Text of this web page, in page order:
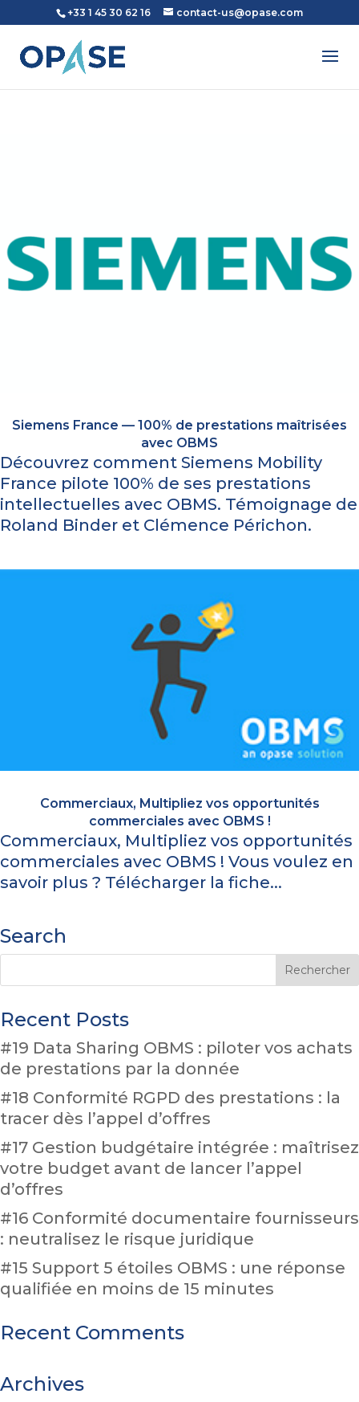
+33 1 45 30 62 16 contact-us@opase.com
Siemens France — 100% de prestations maîtrisées
avec OBMS
Découvrez comment Siemens Mobility
France pilote 100% de ses prestations
intellectuelles avec OBMS. Témoignage de
Roland Binder et Clémence Périchon.
Commerciaux, Multipliez vos opportunités
commerciales avec OBMS !
Commerciaux, Multipliez vos opportunités
commerciales avec OBMS ! Vous voulez en
savoir plus ? Télécharger la fiche...
Search
Recent Posts
#19 Data Sharing OBMS : piloter vos achats
de prestations par la donnée
#18 Conformité RGPD des prestations : la
tracer dès l’appel d’offres
#17 Gestion budgétaire intégrée : maîtrisez
votre budget avant de lancer l’appel
d’offres
#16 Conformité documentaire fournisseurs
: neutralisez le risque juridique
#15 Support 5 étoiles OBMS : une réponse
qualifiée en moins de 15 minutes
Recent Comments
Archives